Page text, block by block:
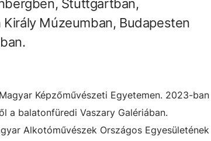
Stuttgartban,
Múzeumban, Budapesten
Képzőművészeti Egyetemen. 2023-ban
a balatonfüredi Vaszary Galériában.
Alkotóművészek Országos Egyesületének